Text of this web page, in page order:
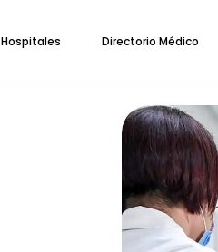
Hospitales Directorio Médico